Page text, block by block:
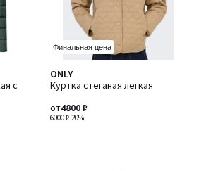
с
Финальная цена
ONLY
Куртка стеганая легкая
6000 ₽-20%
от4800 ₽